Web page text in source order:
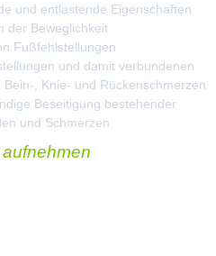
und entlastende Eigenschaften
der Beweglichkeit
Fußfehlstellungen
und damit verbundenen
, Knie- und Rückenschmerzen
Beseitigung bestehender
und Schmerzen